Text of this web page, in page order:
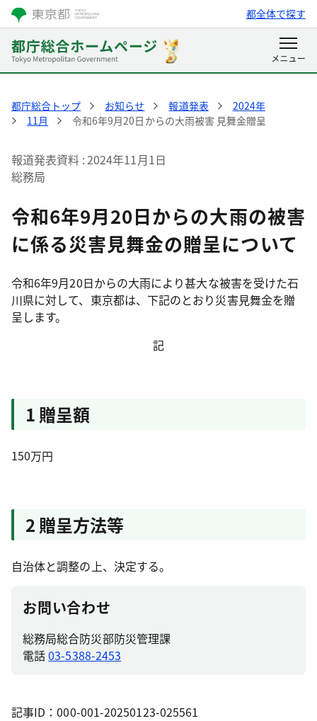
都全体で探す
都庁総合トップ お知らせ 報道発表
2024年
11月
令和6年9月20日からの大雨被害 見舞金贈呈
報道発表資料 2024年11月1日
総務局
令和6年9月20日からの大雨の被害
に係る災害見舞金の贈呈について
令和6年9月20日からの大雨により甚大な被害を受けた石
川県に対して、東京都は、下記のとおり災害見舞金を贈
呈します。
記
1 贈呈額
150万円
2 贈呈方法等
自治体と調整の上、決定する。
お問い合わせ
総務局総合防災部防災管理課
電話03-5388-2453
記事ID：000-001-20250123-025561